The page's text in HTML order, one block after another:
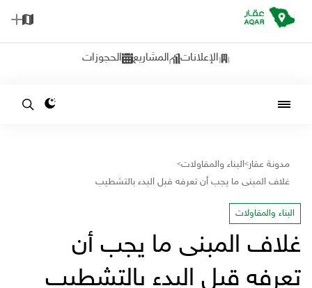
الإعلانات المشاريع الحجوزات
مدونة عقار>البناء والمقاولات>
غلاف المبنى ما يجب أن تعرفه قبل البدء بالتشطيب
البناء والمقاولات
غلاف المبنى ما يجب أن
تعرفه قبل البدء بالتشطيب